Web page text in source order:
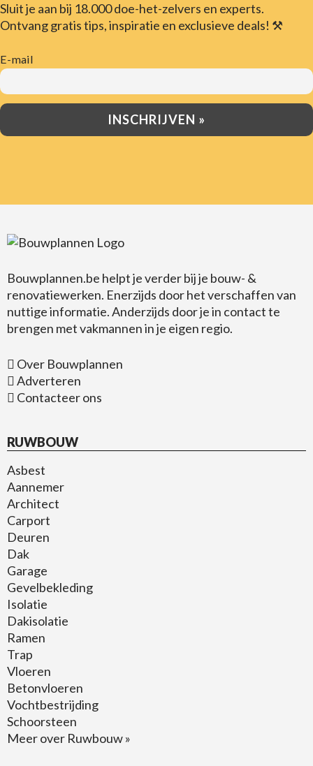
Sluit je aan bij 18.000 doe-het-zelvers en experts.
Ontvang gratis tips, inspiratie en exclusieve deals! ⚒️
E-mail
Bouwplannen.be helpt je verder bij je bouw- &
renovatiewerken. Enerzijds door het verschaffen van
nuttige informatie. Anderzijds door je in contact te
brengen met vakmannen in je eigen regio.
Over Bouwplannen
Adverteren
Contacteer ons
RUWBOUW
Asbest
Aannemer
Architect
Carport
Deuren
Dak
Garage
Gevelbekleding
Isolatie
Dakisolatie
Ramen
Trap
Vloeren
Betonvloeren
Vochtbestrijding
Schoorsteen
Meer over Ruwbouw »